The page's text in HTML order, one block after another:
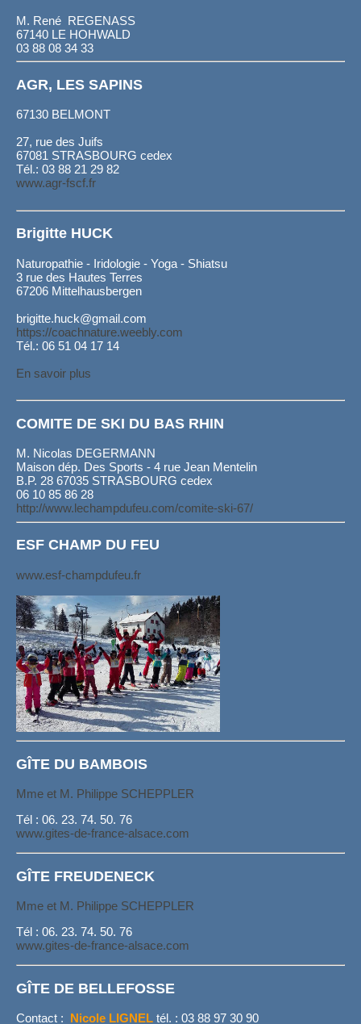
M. René REGENASS
67140 LE HOHWALD
03 88 08 34 33
AGR, LES SAPINS
67130 BELMONT
27, rue des Juifs
67081 STRASBOURG cedex
Tél.: 03 88 21 29 82
www.agr-fscf.fr
Brigitte HUCK
Naturopathie - Iridologie - Yoga - Shiatsu
3 rue des Hautes Terres
67206 Mittelhausbergen
brigitte.huck@gmail.com
https://coachnature.weebly.com
Tél.: 06 51 04 17 14
En savoir plus
COMITE DE SKI DU BAS RHIN
M. Nicolas DEGERMANN
Maison dép. Des Sports - 4 rue Jean Mentelin
B.P. 28 67035 STRASBOURG cedex
06 10 85 86 28
http://www.lechampdufeu.com/comite-ski-67/
ESF CHAMP DU FEU
www.esf-champdufeu.fr
GÎTE DU BAMBOIS
Mme et M. Philippe SCHEPPLER
Tél : 06. 23. 74. 50. 76
www.gites-de-france-alsace.com
GÎTE FREUDENECK
Mme et M. Philippe SCHEPPLER
Tél : 06. 23. 74. 50. 76
www.gites-de-france-alsace.com
GÎTE DE BELLEFOSSE
Contact : Nicole LIGNEL tél. : 03 88 97 30 90